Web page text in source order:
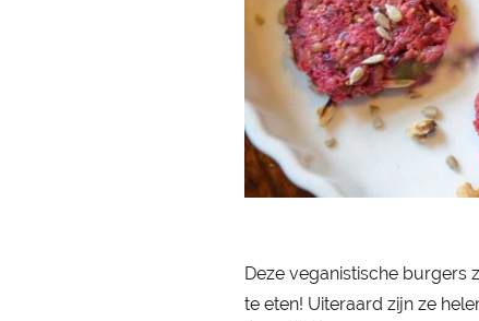
Deze veganistische burgers
te eten! Uiteraard zijn ze